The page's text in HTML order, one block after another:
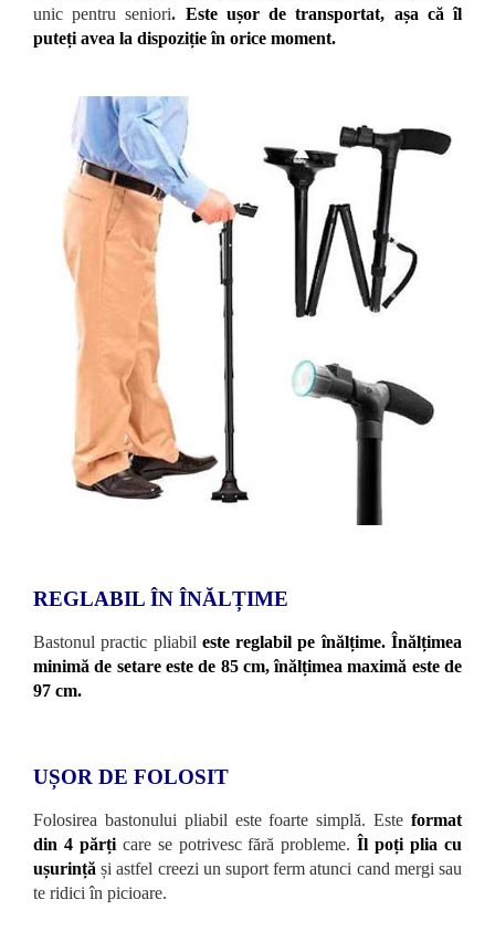
unic pentru seniori. Este ușor de transportat, așa că îl
puteți avea la dispoziție în orice moment.
REGLABIL ÎN ÎNĂLȚIME
Bastonul practic pliabil este reglabil pe înălțime. Înălțimea
minimă de setare este de 85 cm, înălțimea maximă este de
97 cm.
UȘOR DE FOLOSIT
Folosirea bastonului pliabil este foarte simplă. Este format
din 4 părțicare se potrivesc fără probleme.Îl poți plia cu
ușurință și astfel creezi un suport ferm atunci cand mergi sau
te ridici în picioare.